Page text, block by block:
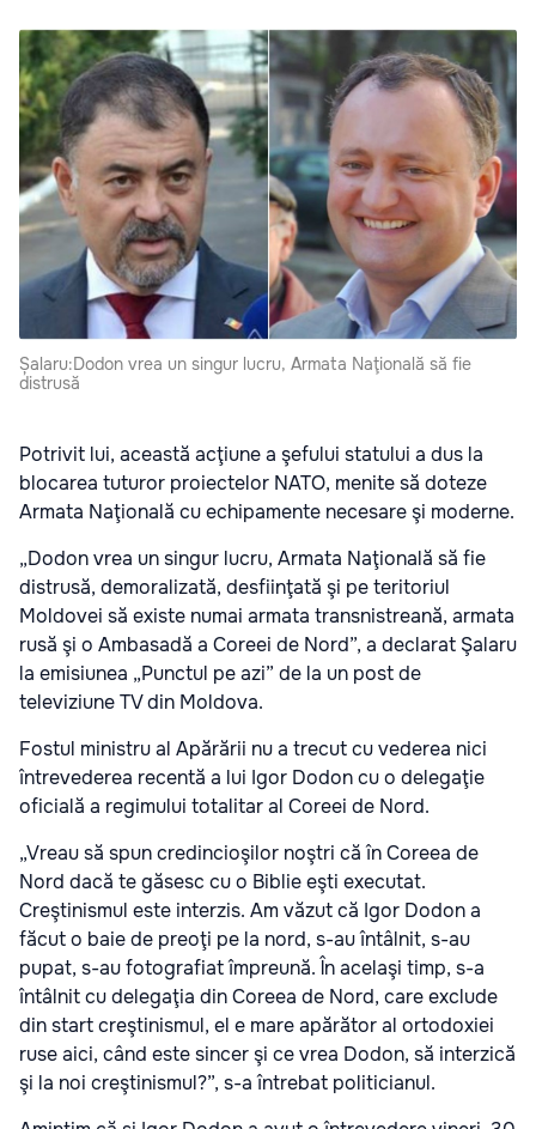
Șalaru:Dodon vrea un singur lucru, Armata Naţională să fie
distrusă
Potrivit lui, această acţiune a şefului statului a dus la
blocarea tuturor proiectelor NATO, menite să doteze
Armata Naţională cu echipamente necesare şi moderne.
„Dodon vrea un singur lucru, Armata Naţională să fie
distrusă, demoralizată, desfiinţată şi pe teritoriul
Moldovei să existe numai armata transnistreană, armata
rusă şi o Ambasadă a Coreei de Nord”, a declarat Şalaru
la emisiunea „Punctul pe azi” de la un post de
televiziune TV din Moldova.
Fostul ministru al Apărării nu a trecut cu vederea nici
întrevederea recentă a lui Igor Dodon cu o delegaţie
oficială a regimului totalitar al Coreei de Nord.
„Vreau să spun credincioşilor noştri că în Coreea de
Nord dacă te găsesc cu o Biblie eşti executat.
Creştinismul este interzis. Am văzut că Igor Dodon a
făcut o baie de preoţi pe la nord, s-au întâlnit, s-au
pupat, s-au fotografiat împreună. În acelaşi timp, s-a
întâlnit cu delegaţia din Coreea de Nord, care exclude
din start creştinismul, el e mare apărător al ortodoxiei
ruse aici, când este sincer şi ce vrea Dodon, să interzică
şi la noi creştinismul?”, s-a întrebat politicianul.